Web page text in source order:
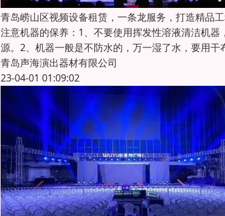
青岛崂山区视频设备租赁，一条龙服务，打造精品
注意机器的保养：1、不要使用挥发性溶液清洁机
源。2、机器一般是不防水的，万一湿了水，要用
青岛声海演出器材有限公司
23-04-01 01:09:02